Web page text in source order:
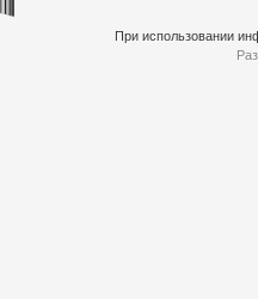
При использовании